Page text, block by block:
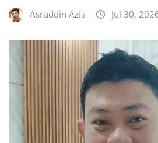
Asruddin Azis Jul 30,